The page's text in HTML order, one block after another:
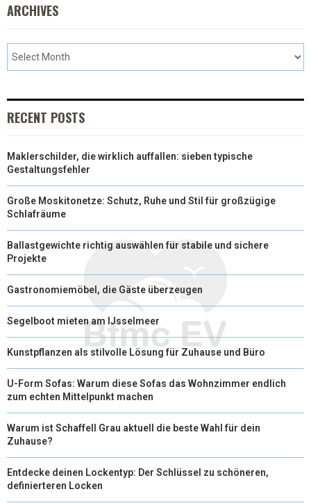
)
ARCHIVES
RECENT POSTS
Maklerschilder, die wirklich auffallen: sieben typische
Gestaltungsfehler
Große Moskitonetze: Schutz, Ruhe und Stil für großzügige
Schlafräume
Ballastgewichte richtig auswählen für stabile und sichere
Projekte
Gastronomiemöbel, die Gäste überzeugen
Segelboot mieten am IJsselmeer
Kunstpflanzen als stilvolle Lösung für Zuhause und Büro
U-Form Sofas: Warum diese Sofas das Wohnzimmer endlich
zum echten Mittelpunkt machen
Warum ist Schaffell Grau aktuell die beste Wahl für dein
Zuhause?
Entdecke deinen Lockentyp: Der Schlüssel zu schöneren,
definierteren Locken